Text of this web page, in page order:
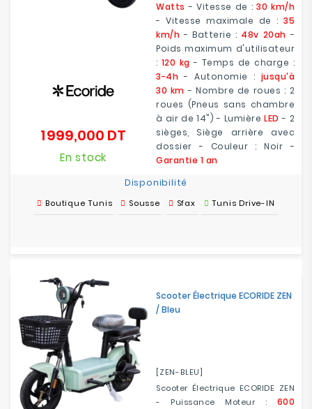
Watts - Vitesse de : 30 km/h
- Vitesse maximale de : 35
km/h - Batterie : 48v 20ah -
Poids maximum d'utilisateur
: 120 kg - Temps de charge :
3-4h - Autonomie : jusqu'à
30 km - Nombre de roues : 2
roues (Pneus sans chambre
à air de 14") - LumièreLED - 2
sièges, Siège arrière avec
dossier - Couleur : Noir -
Garantie 1 an
1 999,000 DT
En stock
Disponibilité
Boutique Tunis Sousse Sfax Tunis Drive-IN
Scooter Électrique ECORIDE ZEN
/ Bleu
[ZEN-BLEU]
Scooter Électrique ECORIDE ZEN
- Puissance Moteur : 600